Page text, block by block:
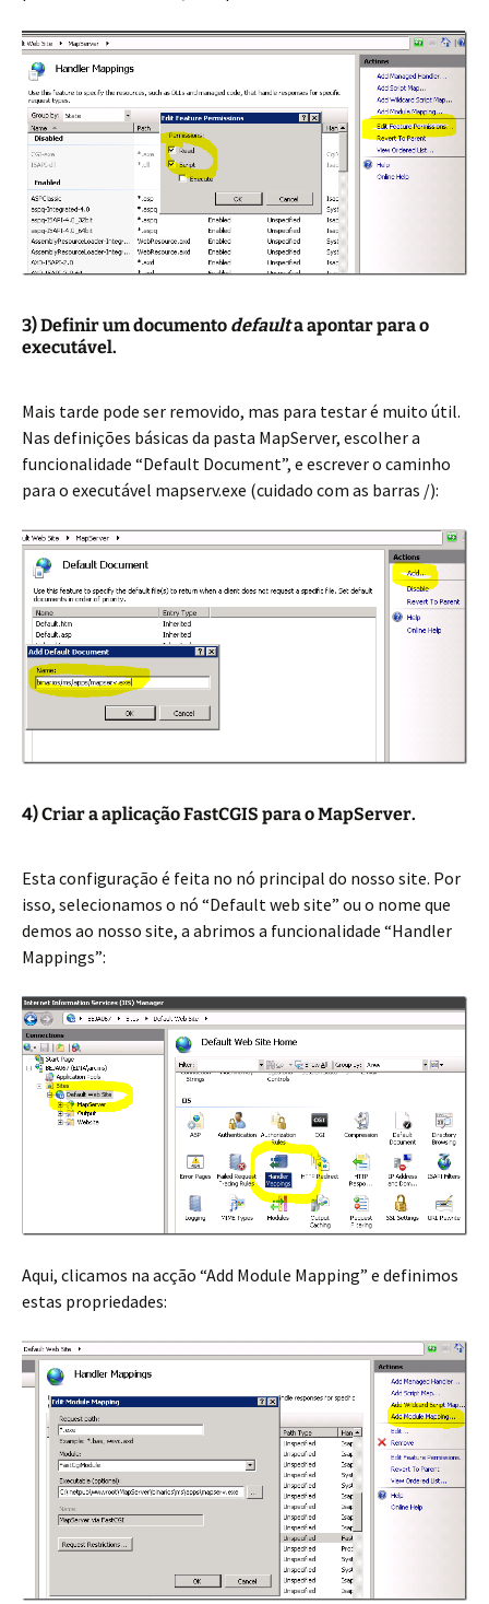
3) Definir um documento defaulta apontar para o
executável.
Mais tarde pode ser removido, mas para testar é muito útil.
Nas definições básicas da pasta MapServer, escolher a
funcionalidade “Default Document”, e escrever o caminho
para o executável mapserv.exe (cuidado com as barras /):
4) Criar a aplicação FastCGIS para o MapServer.
Esta configuração é feita no nó principal do nosso site. Por
isso, selecionamos o nó “Default web site” ou o nome que
demos ao nosso site, a abrimos a funcionalidade “Handler
Mappings”:
Aqui, clicamos na acção “Add Module Mapping” e definimos
estas propriedades: